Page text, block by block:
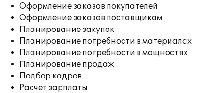
Оформление заказов покупателей
Оформление заказов поставщикам
Планирование закупок
Планирование потребности в материалах
Планирование потребности в мощностях
Планирование продаж
Подбор кадров
Расчет зарплаты